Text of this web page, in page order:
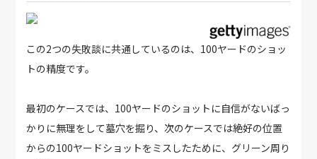
この2つの失敗談に共通しているのは、100ヤードのショッ
トの精度です。
最初のケースでは、100ヤードのショットに自信がないばっ
かりに無理をして墓穴を掘り、次のケースでは絶好の位置
からの100ヤードショットをミスしたために、グリーン周り